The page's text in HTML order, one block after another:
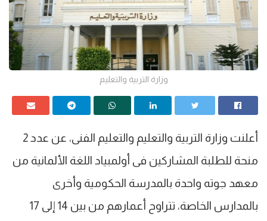
وزارة التربية والتعليم
أعلنت وزارة التربية والتعليم والتعليم الفنى، عن عدد 2
منحة للطلبة المشاركين فى أولمبياد اللغة الألمانية من
معهد جوته واحدة بالمدرسة الحكومية وأخرى
بالمدارس الخاصة، تتراوح أعمارهم من بين 14 إلى 17